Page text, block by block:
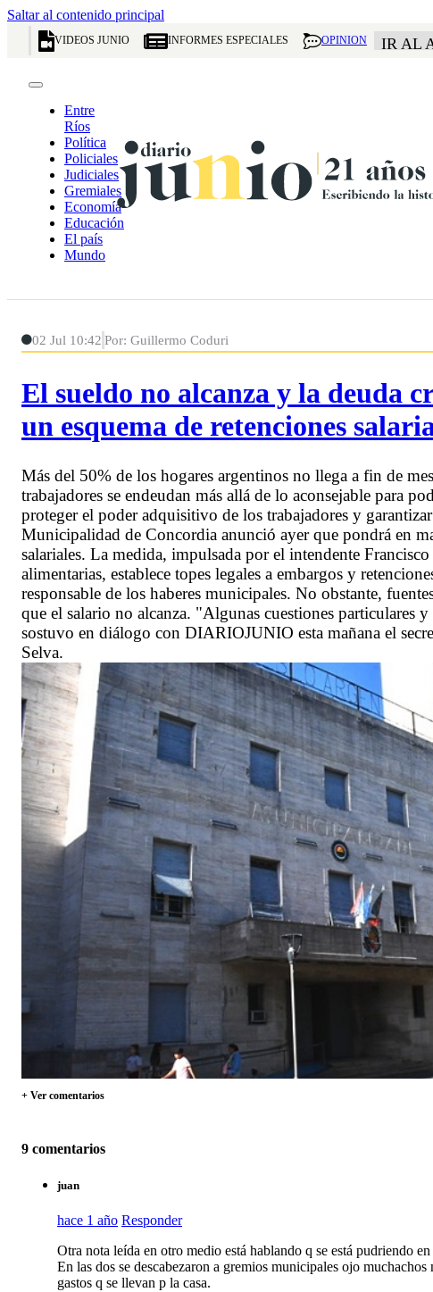
Saltar al contenido principal
VIDEOS JUNIO INFORMES ESPECIALES OPINION IR AL
Entre
Ríos
Política
Policiales
Judiciales
Gremiales
Economía
Educación
El país
Mundo
02 Jul 10:42 Por: Guillermo Coduri
El sueldo no alcanza y la deuda
un esquema de retenciones
Más del 50% de los hogares argentinos no llega a fin de
trabajadores se endeudan más allá de lo aconsejable para
proteger el poder adquisitivo de los trabajadores y
Municipalidad de Concordia anunció ayer que pondrá en
salariales. La medida, impulsada por el intendente
alimentarias, establece topes legales a embargos y
responsable de los haberes municipales. No obstante,
que el salario no alcanza. "Algunas cuestiones particulares
sostuvo en diálogo con DIARIOJUNIO esta mañana el
Selva.
+ Ver comentarios
9 comentarios
juan
hace 1 año Responder
Otra nota leída en otro medio está hablando q se está pudriendo
En las dos se descabezaron a gremios municipales ojo
gastos q se llevan p la casa.